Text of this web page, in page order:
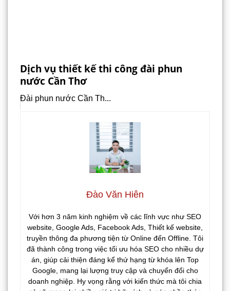
Dịch vụ thiết kế thi công đài phun
nước Cần Thơ
Đài phun nước Cần Th...
Đào Văn Hiên
Với hơn 3 năm kinh nghiệm về các lĩnh vực như SEO
website, Google Ads, Facebook Ads, Thiết kế website,
truyền thông đa phương tiện từ Online đến Offline. Tôi
đã thành công trong việc tối ưu hóa SEO cho nhiều dự
án, giúp cải thiện đáng kể thứ hạng từ khóa lên Top
Google, mang lại lượng truy cập và chuyển đổi cho
doanh nghiệp. Hy vọng rằng với kiến thức mà tôi chia